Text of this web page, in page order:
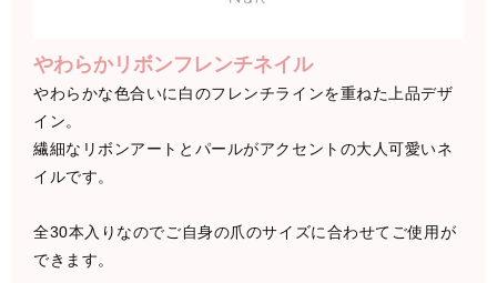
やわらかリボンフレンチネイル
やわらかな色合いに白のフレンチラインを重ねた上品デザ
イン。
繊細なリボンアートとパールがアクセントの大人可愛いネ
イルです。
全30本入りなのでご自身の爪のサイズに合わせてご使用が
できます。